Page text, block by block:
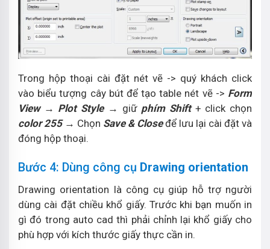
Trong hộp thoại cài đặt nét vẽ -> quý khách click
vào biểu tượng cây bút để tạo table nét vẽ -> Form
View → Plot Style → giữ phím Shift + click chọn
color 255→ Chọn Save & Closeđể lưu lại cài đặt và
đóng hộp thoại.
Bước 4: Dùng công cụ Drawing orientation
Drawing orientation là công cụ giúp hỗ trợ người
dùng cài đặt chiều khổ giấy. Trước khi bạn muốn in
gì đó trong auto cad thì phải chỉnh lại khổ giấy cho
phù hợp với kích thước giấy thực cần in.